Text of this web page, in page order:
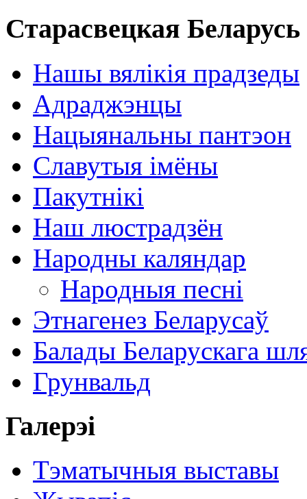
Старасвецкая Беларусь
Нашы вялікія прадзеды
Адраджэнцы
Нацыянальны пантэон
Славутыя імёны
Пакутнікі
Наш люстрадзён
Народны каляндар
Народныя песні
Этнагенез Беларусаў
Балады Беларускага
Грунвальд
Галерэі
Тэматычныя выставы